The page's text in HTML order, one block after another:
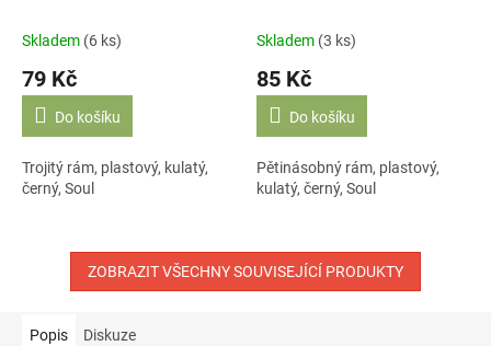
Skladem (6 ks)
79 Kč
Do košíku
Trojitý rám, plastový, kulatý,
černý, Soul
Skladem (3 ks)
85 Kč
Do košíku
Pětinásobný rám, plastový,
kulatý, černý, Soul
ZOBRAZIT VŠECHNY SOUVISEJÍCÍ PRODUKTY
Popis Diskuze